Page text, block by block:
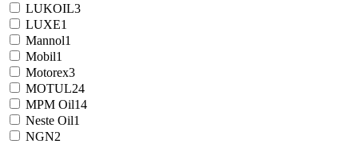
LUKOIL3
LUXE1
Mannol1
Mobil1
Motorex3
MOTUL24
MPM Oil14
Neste Oil1
NGN2